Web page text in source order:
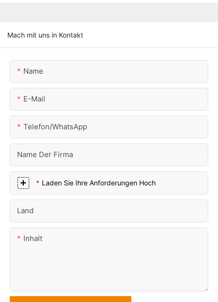
Mach mit uns in Kontakt
Name
E-Mail
Telefon/WhatsApp
Name Der Firma
Laden Sie Ihre Anforderungen Hoch
Land
Inhalt